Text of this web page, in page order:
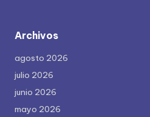
Archivos
agosto 2026
julio 2026
junio 2026
mayo 2026